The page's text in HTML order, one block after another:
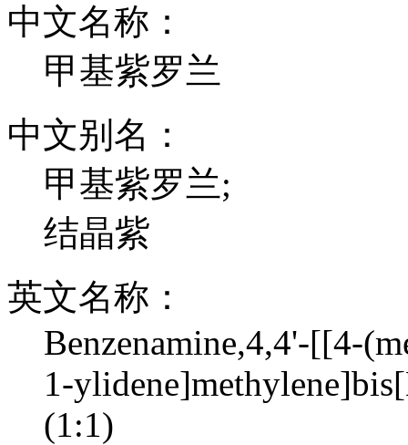
中文名称：
甲基紫罗兰
中文别名：
甲基紫罗兰;
结晶紫
英文名称：
Benzenamine,4,4'-[[4-
1-
(1:1)